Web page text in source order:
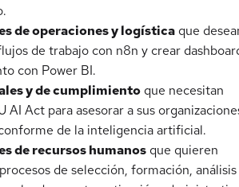
de operaciones y logística que
de trabajo con n8n y crear
con Power BI.
y de cumplimiento que necesitan
AI Act para asesorar a sus
de la inteligencia artificial.
de recursos humanos que quieren
de selección, formación, análisis